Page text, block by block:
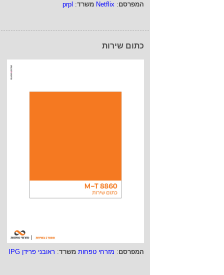
המפרסם:
Netflix משרד:
prpl
כתום שירות
המפרסם: מזרחי טפחות משרד: ראובני פרידן IPG